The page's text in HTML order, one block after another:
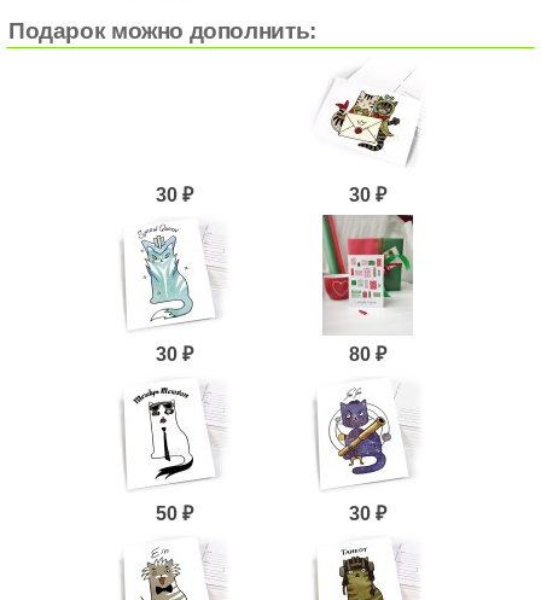
Подарок можно дополнить:
30 ₽ 30 ₽
30 ₽ 80 ₽
50 ₽ 30 ₽